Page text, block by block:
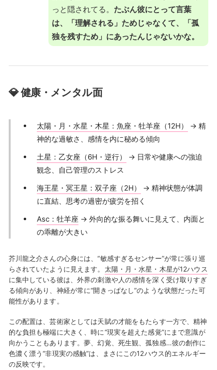
っと隠されてる。 たぶん彼にとって言葉
は、「理解される」ためじゃなくて、「孤
独を残すため」にあったんじゃないかな。
💎 健康・メンタル面
太陽・月・水星・木星：魚座・牡羊座（12H）
→ 精
神的な過敏さ、感情を内に秘める傾向
土星：乙女座（6H・逆行）
→ 日常や健康への強迫
観念、自己管理のストレス
海王星・冥王星：双子座（2H）
→ 精神状態が体調
に直結、思考の過密が疲労を招く
Asc：牡羊座 → 外向的な振る舞いに見えて、内面と
の乖離が大きい
芥川龍之介さんの心身には、“敏感すぎるセンサー”が常に張り巡
らされていたように見えます。 太陽・月・水星・木星が12ハウス
に集中している彼は、外界の刺激や人の感情を深く受け取りすぎ
る傾向があり、神経が常に“開きっぱなし”のような状態だった可
能性があります。
この配置は、芸術家としては天賦の才能をもたらす一方で、精神
的な負担も極端に大きく、時に“現実を超えた感覚”にまで意識が
向かうこともあります。夢、幻覚、死生観、孤独感…彼の創作に
色濃く漂う“非現実の感触”は、まさにこの12ハウス的エネルギー
の反映です。